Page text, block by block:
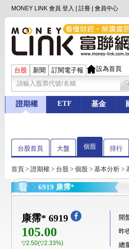
MONEY LINK 會員 登入 註冊 會員中心
台股 新聞 訂閱電子報 設為首頁
證期權 ETF 基金
台股首頁 大盤 個股 排行
首頁 > 證期權 > 台股 > 個股 > 基本分析 >
6919 康霈*
康霈* 6919
105.00
▽2.50(▽2.33%)
開
昨
總